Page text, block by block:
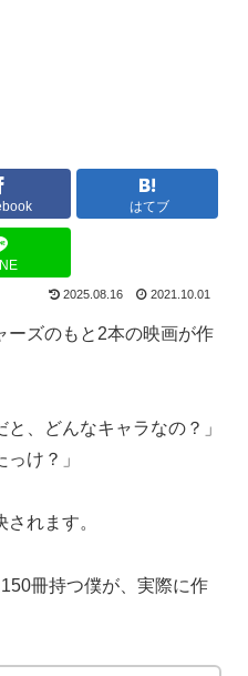
はてブ
2025.08.16 2021.10.01
ーズのもと2本の映画が作
と、どんなキャラなの？」
け？」
れます。
冊持つ僕が、実際に作